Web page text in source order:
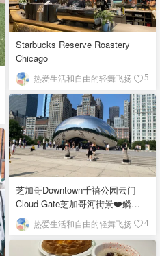
Starbucks Reserve Roastery
Chicago
热爱生活和自由的轻舞飞扬 5
芝加哥Downtown千禧公园云门
Cloud Gate芝加哥河街景❤️鳞次
栉比的高楼
热爱生活和自由的轻舞飞扬 4